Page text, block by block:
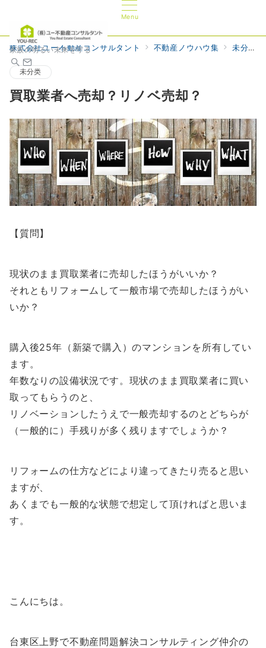
Menu
家族の明るい未来を守る
株式会社ユー不動産コンサルタント 不動産ノウハウ集 未分类
未分类
買取業者へ売却？リノベ売却？
【質問】
現状のまま買取業者に売却したほうがいいか？
それともリフォームして一般市場で売却したほうがい
いか ？
購入後25年（新築で購入）のマンションを所有してい
ます。
年数なりの設備状況です。現状のまま買取業者に買い
取ってもらうのと、
リノベーションしたうえで一般売却するのと どちらが
（一般的に）手残りが多く残りますでしょうか？
リフォームの仕方などにより違ってきたり売ると思い
ますが、
あくまでも一般的な状態で想定して頂ければと思いま
す。
こんにちは。
台東区上野で不動産問題解決コンサルティング仲介の